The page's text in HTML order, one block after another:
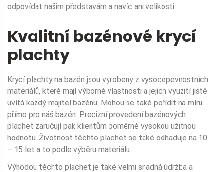
odpovídat našim představám a navíc ani velikosti.
Kvalitní bazénové krycí
plachty
Krycí plachty na bazén jsou vyrobeny z vysocepevnostních
materiálů, které mají výborné vlastnosti a jejich využití jistě
uvítá každý majitel bazénu. Mohou se také pořídit na míru
přímo pro náš bazén. Precizní provedení bazénových
plachet zaručují pak klientům poměrně vysokou užitnou
hodnotu. Životnost těchto plachet se také odhaduje na 10
– 15 let a to podle výběru materiálu.
Výhodou těchto plachet je také velmi snadná údržba a